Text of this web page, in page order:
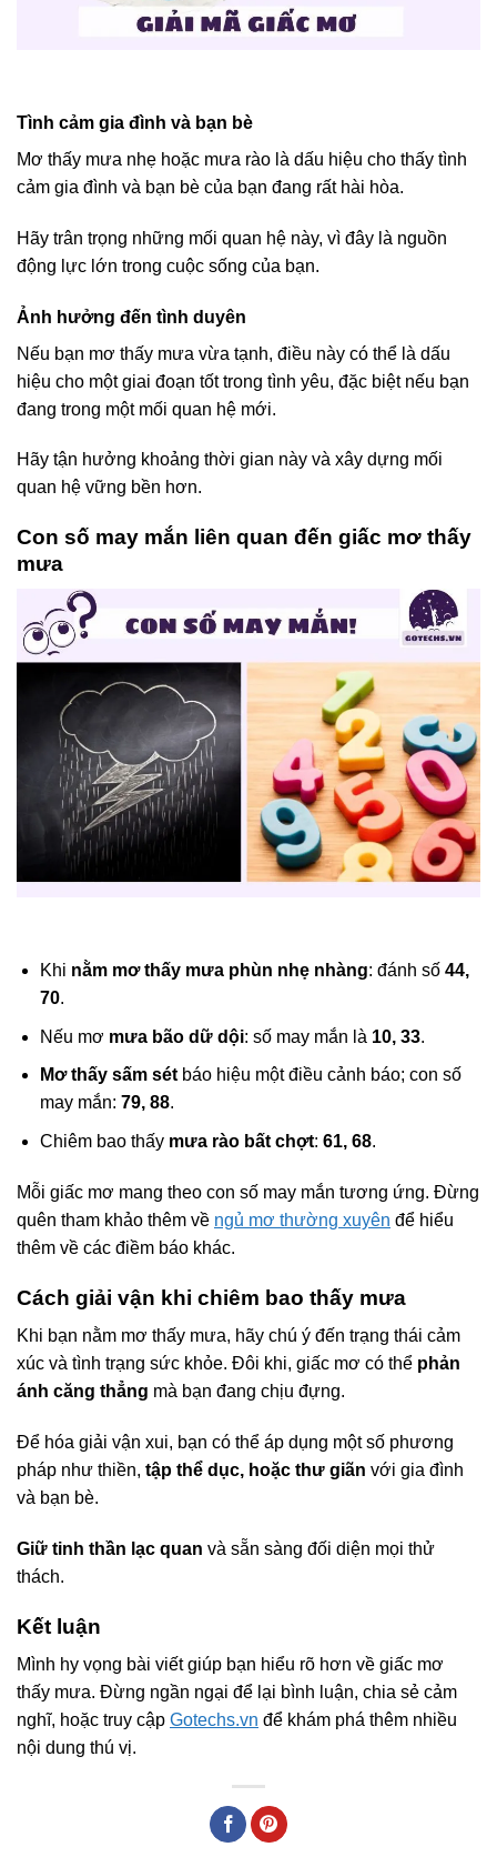
Tình cảm gia đình và bạn bè
Mơ thấy mưa nhẹ hoặc mưa rào là dấu hiệu cho thấy tình
cảm gia đình và bạn bè của bạn đang rất hài hòa.
Hãy trân trọng những mối quan hệ này, vì đây là nguồn
động lực lớn trong cuộc sống của bạn.
Ảnh hưởng đến tình duyên
Nếu bạn mơ thấy mưa vừa tạnh, điều này có thể là dấu
hiệu cho một giai đoạn tốt trong tình yêu, đặc biệt nếu bạn
đang trong một mối quan hệ mới.
Hãy tận hưởng khoảng thời gian này và xây dựng mối
quan hệ vững bền hơn.
Con số may mắn liên quan đến giấc mơ thấy
mưa
Khi nằm mơ thấy mưa phùn nhẹ nhàng: đánh số 44,
70.
Nếu mơ mưa bão dữ dội: số may mắn là 10, 33.
Mơ thấy sấm sétbáo hiệu một điều cảnh báo; con số
may mắn: 79, 88.
Chiêm bao thấy mưa rào bất chợt: 61, 68.
Mỗi giấc mơ mang theo con số may mắn tương ứng. Đừng
quên tham khảo thêm về ngủ mơ thường xuyên để hiểu
thêm về các điềm báo khác.
Cách giải vận khi chiêm bao thấy mưa
Khi bạn nằm mơ thấy mưa, hãy chú ý đến trạng thái cảm
xúc và tình trạng sức khỏe. Đôi khi, giấc mơ có thể phản
ánh căng thẳng mà bạn đang chịu đựng.
Để hóa giải vận xui, bạn có thể áp dụng một số phương
pháp như thiền, tập thể dục, hoặc thư giãn với gia đình
và bạn bè.
Giữ tinh thần lạc quan và sẵn sàng đối diện mọi thử
thách.
Kết luận
Mình hy vọng bài viết giúp bạn hiểu rõ hơn về giấc mơ
thấy mưa. Đừng ngần ngại để lại bình luận, chia sẻ cảm
nghĩ, hoặc truy cập Gotechs.vn để khám phá thêm nhiều
nội dung thú vị.